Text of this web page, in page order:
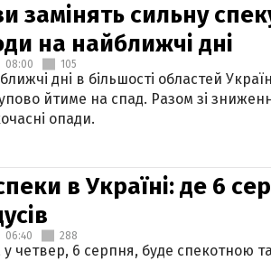
замінять сильну
на найближчі дні
08:00 105
дні в більшості областей
йтиме на спад. Разом зі
опади.
в Україні: де 6
06:40 288
у четвер, 6 серпня, буде спекотною